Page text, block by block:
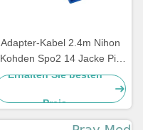
Adapter-Kabel 2.4m Nihon
Kohden Spo2 14 Jacke Pin
JL-900P TPU
Erhalten Sie besten
Preis